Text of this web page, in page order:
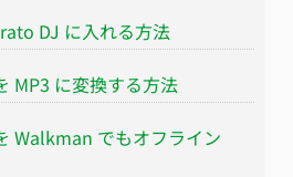
DJ に入れる方法
MP3 に変換する方法
Walkman でもオフライン